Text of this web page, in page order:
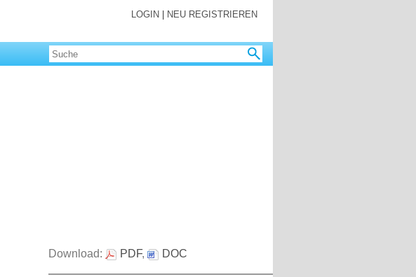
LOGIN NEU REGISTRIEREN
Download: PDF, DOC